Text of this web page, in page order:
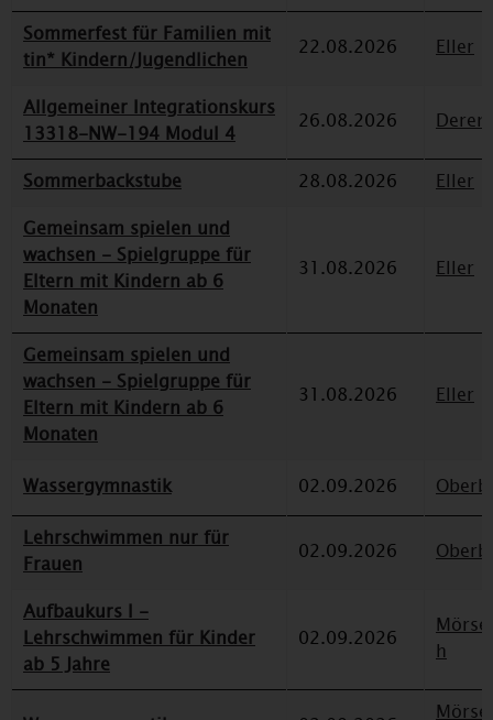
Sommerfest für Familien mit
tin* Kindern/Jugendlichen
22.08.2026 Eller
Allgemeiner Integrationskurs
13318-NW-194 Modul 4
26.08.2026
Sommerbackstube 28.08.2026
Eller
Gemeinsam spielen und
wachsen - Spielgruppe für
Eltern mit Kindern ab 6
Monaten
31.08.2026 Eller
Gemeinsam spielen und
wachsen - Spielgruppe für
Eltern mit Kindern ab 6
Monaten
31.08.2026 Eller
Wassergymnastik 02.09.2026
Lehrschwimmen nur für
Frauen
02.09.2026
Aufbaukurs I -
Lehrschwimmen für Kinder
ab 5 Jahre
02.09.2026
h